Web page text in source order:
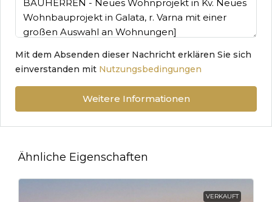
Mit dem Absenden dieser Nachricht erklären Sie sich
einverstanden mit Nutzungsbedingungen
Weitere Informationen
Ähnliche Eigenschaften
VERKAUFT